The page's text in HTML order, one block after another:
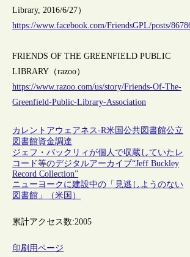
Library, 2016/6/27）
https://www.facebook.com/FriendsGPL/posts/
FRIENDS OF THE GREENFIELD PUBLIC
LIBRARY（razoo）
https://www.razoo.com/us/story/Friends-Of-The-
Greenfield-Public-Library-Association
カレントアウェアネス-R米国公共図書館公立
図書館資金調達
ジェフ・バックリィが個人で収蔵していたレ
コード等のデジタルアーカイブ“Jeff Buckley
Record Collection”
ニューヨークに建設中の「見逃しようのない
図書館」（米国）
累計アクセス数:2005
印刷用ページ